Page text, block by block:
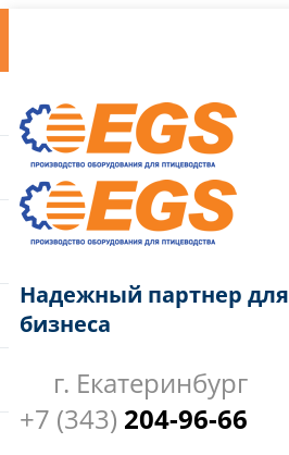
Надежный партнер для
бизнеса
г. Екатеринбург
+7 (343) 204-96-66